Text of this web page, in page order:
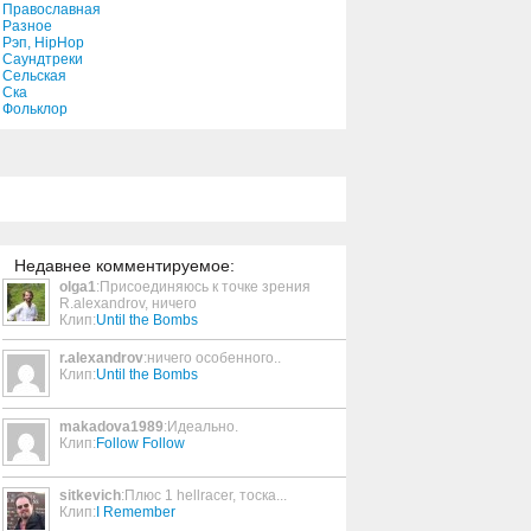
Mister Sandman
3:02
7:26
Everything Impossible
3:36
Православная
Разное
Рэп, HipHop
Саундтреки
Сельская
Ска
Фольклор
Недавнее комментируемое:
olga1:Присоединяюсь к точке зрения
R.alexandrov, ничего
Клип:Until the Bombs
r.alexandrov:ничего особенного..
Клип:Until the Bombs
makadova1989:Идеально.
Клип: Follow Follow
sitkevich:Плюс 1 hellracer, тоска...
Клип: I Remember